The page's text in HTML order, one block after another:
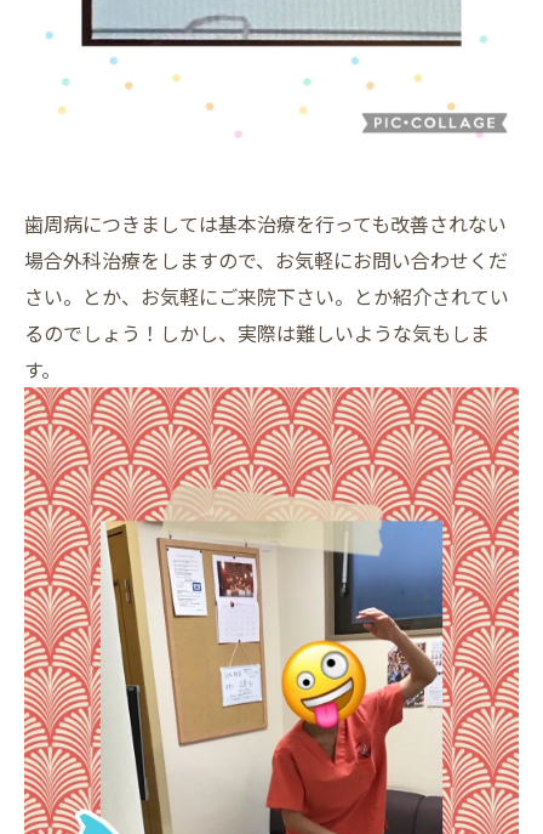
歯周病につきましては基本治療を行っても改善されない
場合外科治療をしますので、お気軽にお問い合わせくだ
さい。とか、お気軽にご来院下さい。とか紹介されてい
るのでしょう！しかし、実際は難しいような気もしま
す。